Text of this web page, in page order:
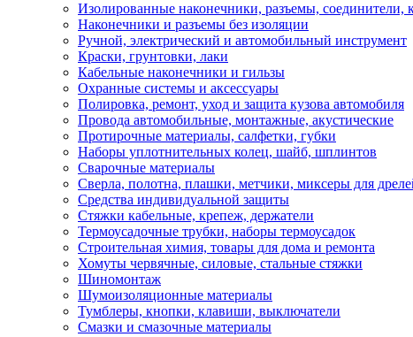
Изолированные наконечники, разъемы, соединители,
Наконечники и разъемы без изоляции
Ручной, электрический и автомобильный инструмент
Краски, грунтовки, лаки
Кабельные наконечники и гильзы
Охранные системы и аксессуары
Полировка, ремонт, уход и защита кузова автомобиля
Провода автомобильные, монтажные, акустические
Протирочные материалы, салфетки, губки
Наборы уплотнительных колец, шайб, шплинтов
Сварочные материалы
Сверла, полотна, плашки, метчики, миксеры для
Средства индивидуальной защиты
Стяжки кабельные, крепеж, держатели
Термоусадочные трубки, наборы термоусадок
Строительная химия, товары для дома и ремонта
Хомуты червячные, силовые, стальные стяжки
Шиномонтаж
Шумоизоляционные материалы
Тумблеры, кнопки, клавиши, выключатели
Смазки и смазочные материалы